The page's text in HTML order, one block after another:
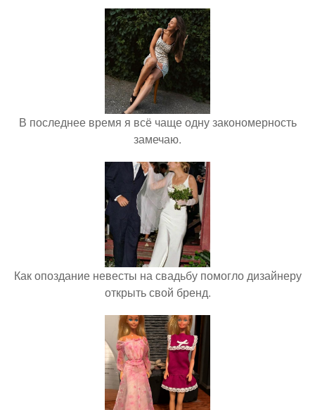
В последнее время я всё чаще одну закономерность
замечаю.
Как опоздание невесты на свадьбу помогло дизайнеру
открыть свой бренд.